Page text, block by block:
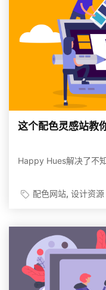
这个配色灵感站教
Happy Hues解决了不
配色网站 设计资源